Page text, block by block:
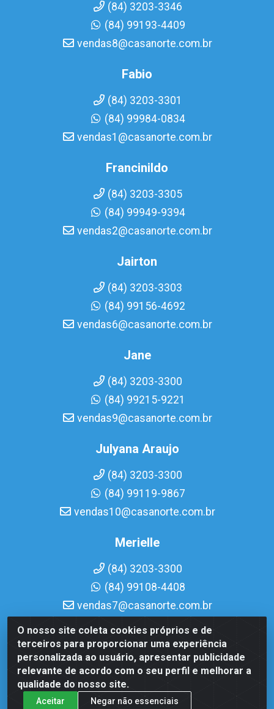
O nosso site coleta cookies próprios e de
terceiros para proporcionar uma experiência
personalizada ao usuário, apresentar publicidade
relevante de acordo com o seu perfil e melhorar a
qualidade do nosso site.
Aceitar Negar não essenciais
(84) 3203-3346
(84) 99193-4409
vendas8@casanorte.com.br
Fabio
(84) 3203-3301
(84) 99984-0834
vendas1@casanorte.com.br
Francinildo
(84) 3203-3305
(84) 99949-9394
vendas2@casanorte.com.br
Jairton
(84) 3203-3303
(84) 99156-4692
vendas6@casanorte.com.br
Jane
(84) 3203-3300
(84) 99215-9221
vendas9@casanorte.com.br
Julyana Araujo
(84) 3203-3300
(84) 99119-9867
vendas10@casanorte.com.br
Merielle
(84) 3203-3300
(84) 99108-4408
vendas7@casanorte.com.br
Casa Norte LTDA - Av. Interventor Mário Câmara, 1815 -
Dix-Sept Rosado, Natal/RN - CEP 59054-600 - CNPJ
08.713.513/0001-51